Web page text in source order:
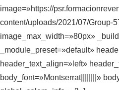
image=»https://
content/uploads/2021/07/Group-
image_max_width=»80px»
_module_preset=»default»
header_text_align=»left»
body_font=»Montserrat||||||||»